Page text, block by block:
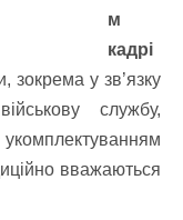
м
кадрі
зокрема у зв’язку
службу,
вважаються